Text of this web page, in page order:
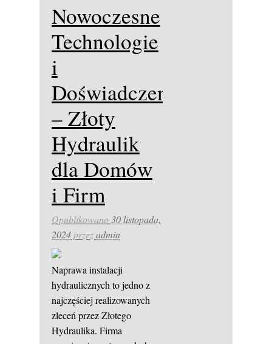
Nowoczesne
Technologie
i
Doświadczenie
– Złoty
Hydraulik
dla Domów
i Firm
Opublikowano30 listopada,
2024przezadmin
Naprawa instalacji
hydraulicznych to jedno z
najczęściej realizowanych
zleceń przez Złotego
Hydraulika. Firma